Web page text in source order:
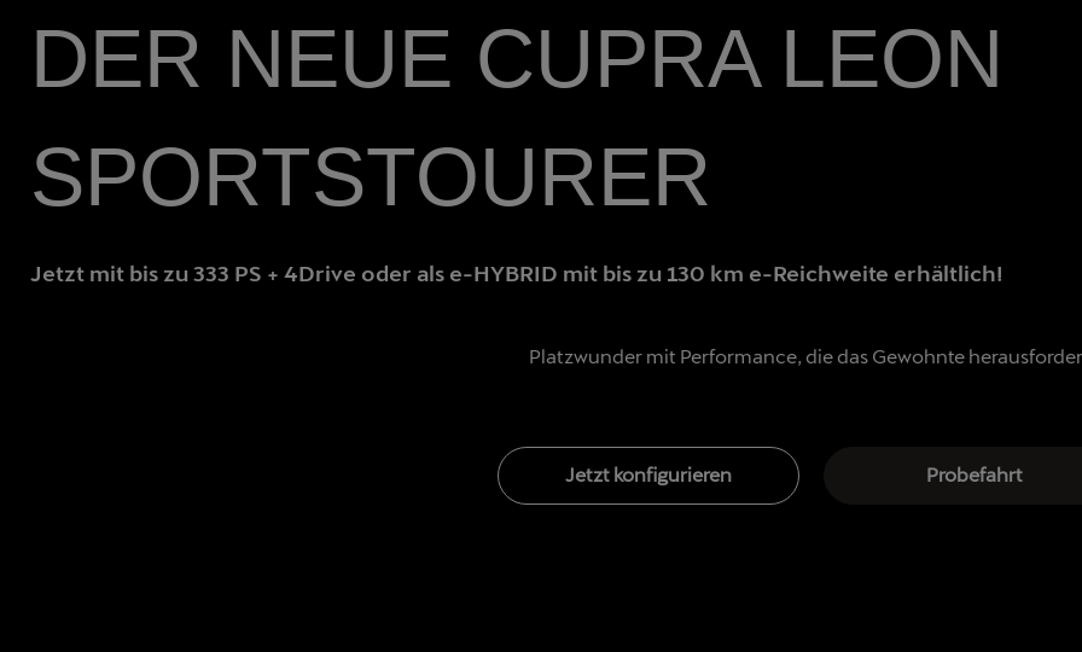
DER NEUE CUPRA LEON
SPORTSTOURER
Jetzt mit bis zu 333 PS + 4Drive oder als e-HYBRID mit bis zu 130 km e-Reichweite erhältlich!
Platzwunder mit Performance, die das Gewohnte
Jetzt konfigurieren Probefahrt